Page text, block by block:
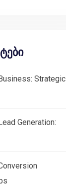
Strategic
Generation: